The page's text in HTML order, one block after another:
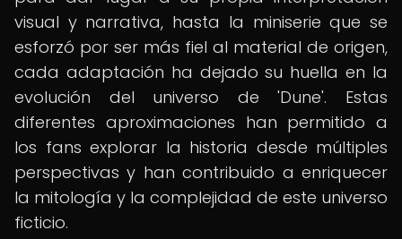
visual y narrativa, hasta la miniserie que se
esforzó por ser más fiel al material de origen,
cada adaptación ha dejado su huella en la
evolución del universo de 'Dune'. Estas
diferentes aproximaciones han permitido a
los fans explorar la historia desde múltiples
perspectivas y han contribuido a enriquecer
la mitología y la complejidad de este universo
ficticio.